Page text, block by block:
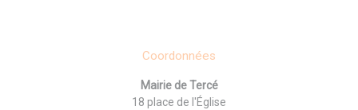
Coordonnées
Mairie de Tercé
18 place de l'Église